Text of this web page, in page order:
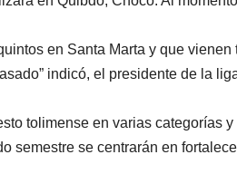
en Santa Marta y que vienen
indicó, el presidente de la
tolimense en varias categorías
semestre se centrarán en